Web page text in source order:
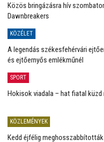
Közös bringázásra hív
Dawnbreakers
KÖZÉLET
A legendás székesfehérvári
és ejtőernyős emlékműnél
SPORT
Hokisok viadala – hat fiatal
KÖZLEMÉNYEK
Kedd éjfélig